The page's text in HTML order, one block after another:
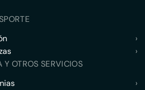
›
›
Y OTROS SERVICIOS
›